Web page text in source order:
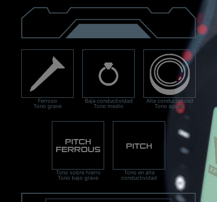
Ferroso
Tono grave
Baja conductividad
Tono medio
Alta conductividad
Tono agudo
Tono sobre hierro
Tono bajo grave
Tono en alta
conductividad